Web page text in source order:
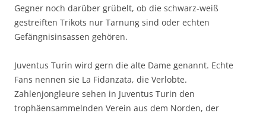
Gegner noch darüber grübelt, ob die schwarz-weiß
gestreiften Trikots nur Tarnung sind oder echten
Gefängnisinsassen gehören.
Juventus Turin wird gern die alte Dame genannt. Echte
Fans nennen sie La Fidanzata, die Verlobte.
Zahlenjongleure sehen in Juventus Turin den
trophäensammelnden Verein aus dem Norden, der